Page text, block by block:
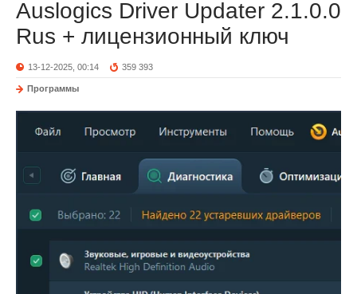
Auslogics Driver Updater 2.1.0.0
Rus + лицензионный ключ
13-12-2025, 00:14 359 393
Программы